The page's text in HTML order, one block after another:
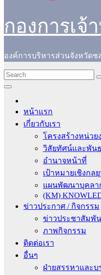
กองการเจ้
องค์การบริหารส่วนจังหวัดช
หน้าแรก
เกี่ยวกับเรา
โครงสร้างหน่วย
วิสัยทัศน์และพัน
อำนาจหน้าที่
เป้าหมายเชิงกล
แผนพัฒนาบุคลา
(KM)
ข่าวประกาศ / กิจกรรม
ข่าวประชาสัมพั
ภาพกิจกรรม
ติดต่อเรา
อื่นๆ
ฝ่ายสรรหาและบ